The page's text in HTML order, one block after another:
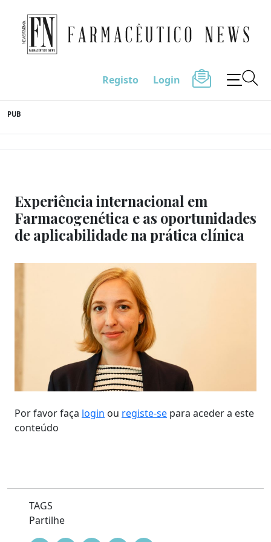
to
content
Farmacêutico News
Registo Login
PUB
Experiência internacional em
Farmacogenética e as oportunidades
de aplicabilidade na prática clínica
Por favor faça login ou registe-se para aceder a este
conteúdo
TAGS
Partilhe